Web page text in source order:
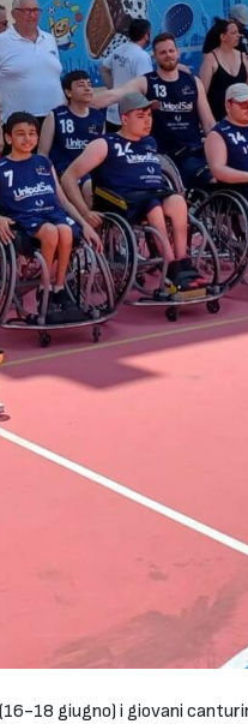
18 giugno) i giovani